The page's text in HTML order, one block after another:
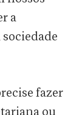
a
fazer
ou